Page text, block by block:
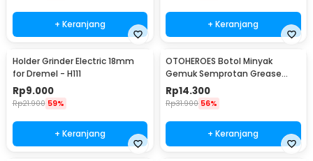
+ Keranjang + Keranjang
Holder Grinder Electric 18mm
for Dremel - H111
Rp9.000
Rp21.900 59%
+ Keranjang
OTOHEROES Botol Minyak
Gemuk Semprotan Grease
Gun 250ml - Q001
Rp14.300
Rp31.900 56%
+ Keranjang